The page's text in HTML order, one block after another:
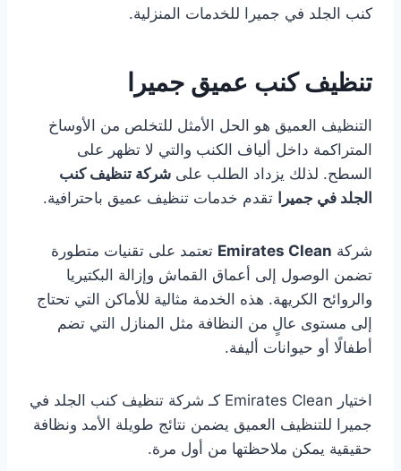
كنب الجلد في جميرا للخدمات المنزلية.
تنظيف كنب عميق جميرا
التنظيف العميق هو الحل الأمثل للتخلص من الأوساخ
المتراكمة داخل ألياف الكنب والتي لا تظهر على
السطح. لذلك يزداد الطلب على شركة تنظيف كنب
الجلد في جميرا
تقدم خدمات تنظيف عميق باحترافية.
شركة Emirates Clean تعتمد على تقنيات متطورة
تضمن الوصول إلى أعماق القماش وإزالة البكتيريا
والروائح الكريهة. هذه الخدمة مثالية للأماكن التي تحتاج
إلى مستوى عالٍ من النظافة مثل المنازل التي تضم
أطفالًا أو حيوانات أليفة.
اختيار Emirates Clean كـ شركة تنظيف كنب الجلد في
جميرا للتنظيف العميق يضمن نتائج طويلة الأمد ونظافة
حقيقية يمكن ملاحظتها من أول مرة.